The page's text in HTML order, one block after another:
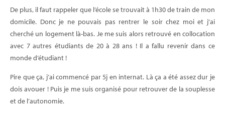
De plus, il faut rappeler que l’école se trouvait à 1h30 de train de mon
domicile. Donc je ne pouvais pas rentrer le soir chez moi et j’ai
cherché un logement là-bas. Je me suis alors retrouvé en collocation
avec 7 autres étudiants de 20 à 28 ans ! Il a fallu revenir dans ce
monde d’étudiant !
Pire que ça, j’ai commencé par 5j en internat. Là ça a été assez dur je
dois avouer ! Puis je me suis organisé pour retrouver de la souplesse
et de l’autonomie.